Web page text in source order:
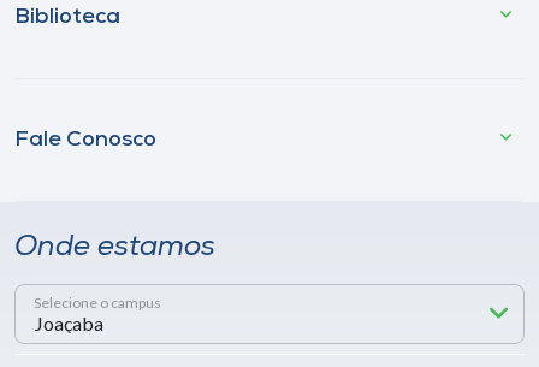
Biblioteca
Fale Conosco
Onde estamos
Selecione o campus